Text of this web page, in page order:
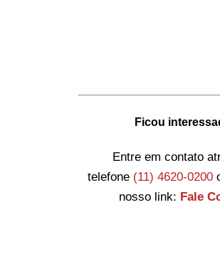
Ficou
Entre em contato
telefone (11) 4620-0200
nosso link: Fale